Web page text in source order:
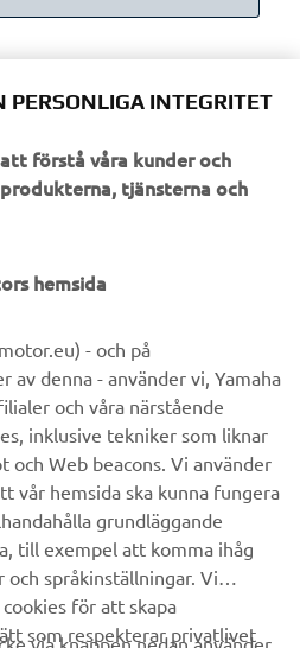
PERSONLIGA INTEGRITET
förstå våra kunder och
tjänsterna och
hemsida
- och på
av denna - använder vi, Yamaha
och våra närstående
inklusive tekniker som liknar
och Web beacons. Vi använder
vår hemsida ska kunna fungera
grundläggande
till exempel att komma ihåg
språkinställningar. Vi
för att skapa
som respekterar privatlivet
via knappen nedan använder